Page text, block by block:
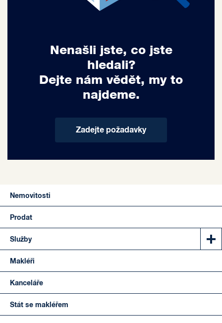
Nenašli jste, co jste
hledali?
Dejte nám vědět, my to
najdeme.
Zadejte požadavky
Nemovitosti
Prodat
Služby
Makléři
Kanceláře
Stát se makléřem